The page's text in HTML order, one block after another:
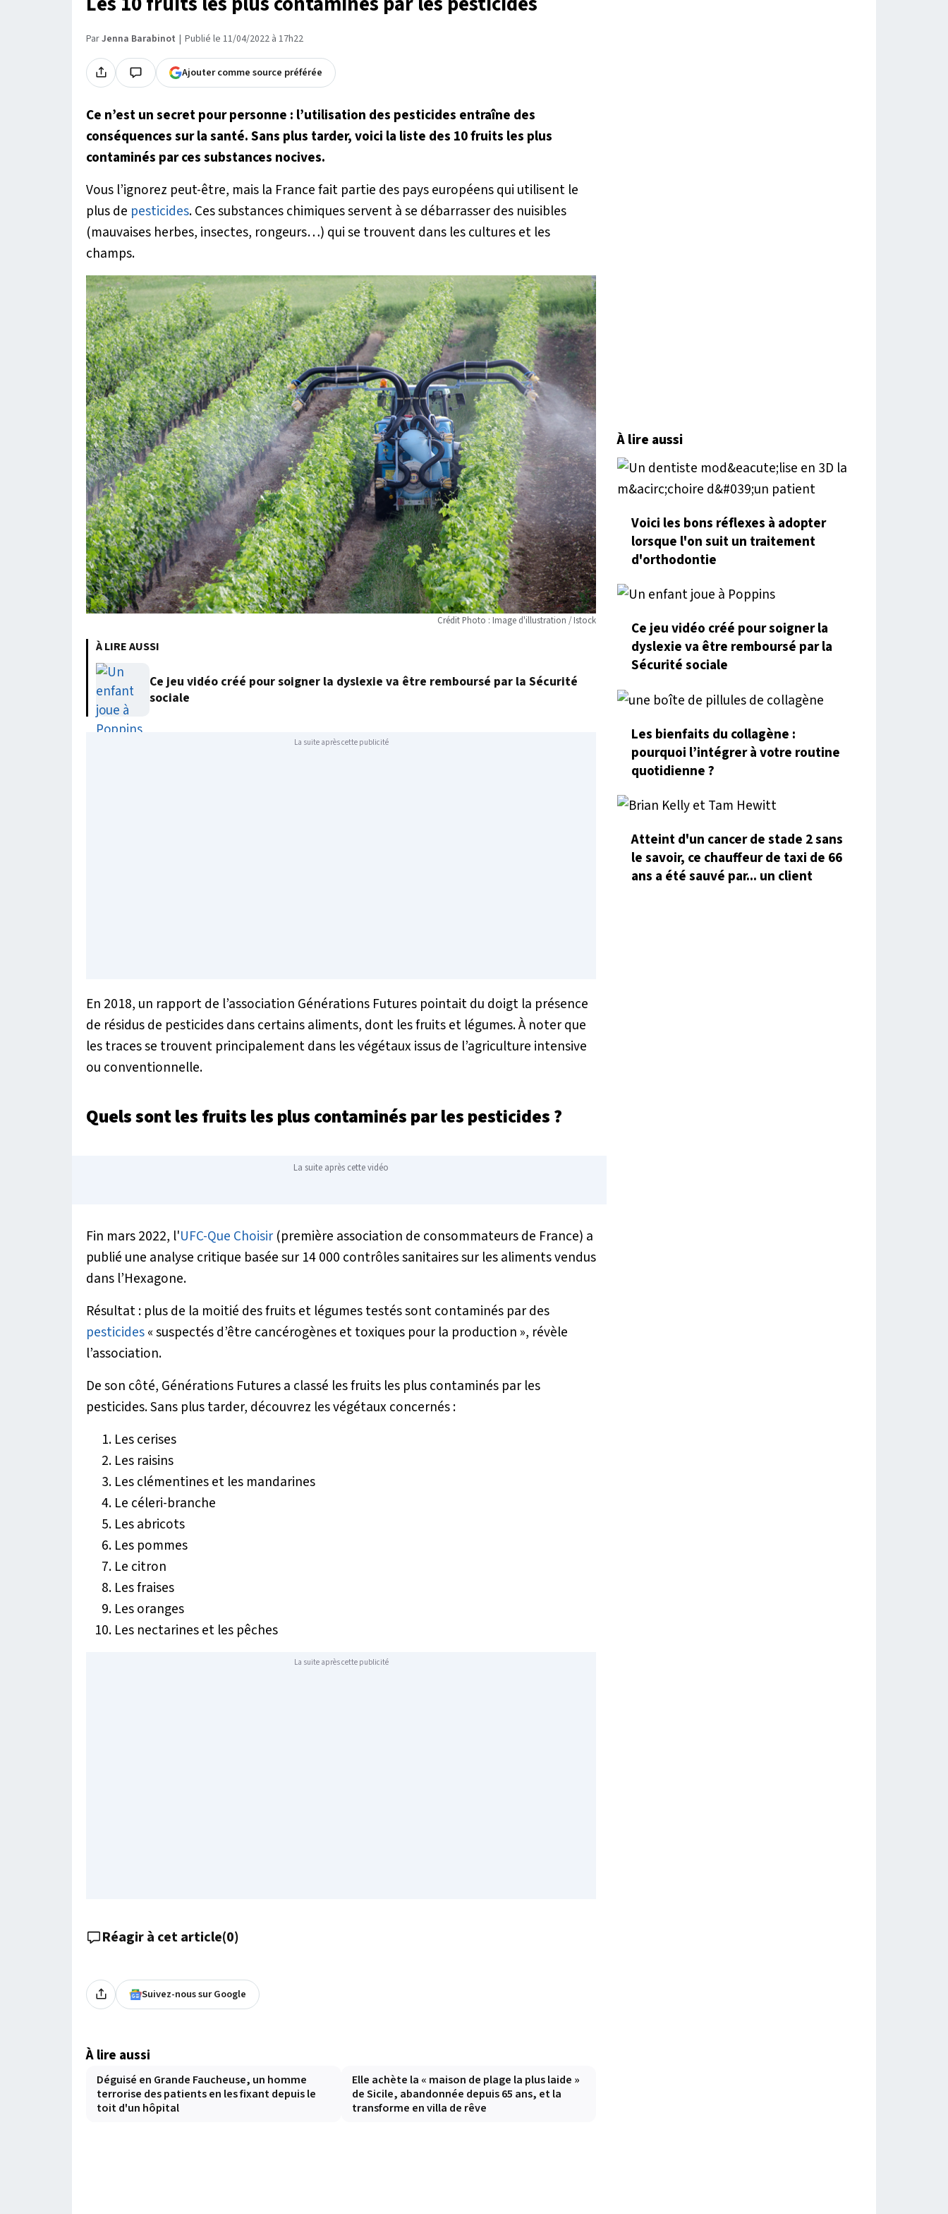
ParJenna Barabinot Publié le 11/04/2022 à 17h22
Ajouter comme source préférée
Ce n’est un secret pour personne : l’utilisation des pesticides entraîne des
conséquences sur la santé. Sans plus tarder, voici la liste des 10 fruits les plus
contaminés par ces substances nocives.
Vous l’ignorez peut-être, mais la France fait partie des pays européens qui utilisent le
plus de pesticides. Ces substances chimiques servent à se débarrasser des nuisibles
(mauvaises herbes, insectes, rongeurs…) qui se trouvent dans les cultures et les
champs.
Crédit Photo : Image d'illustration / Istock
À LIRE AUSSI
Ce jeu vidéo créé pour soigner la dyslexie va être remboursé par la Sécurité
sociale
La suite après cette publicité
En 2018, un rapport de l’association Générations Futures pointait du doigt la présence
de résidus de pesticides dans certains aliments, dont les fruits et légumes. À noter que
les traces se trouvent principalement dans les végétaux issus de l’agriculture intensive
ou conventionnelle.
Quels sont les fruits les plus contaminés par les pesticides ?
La suite après cette vidéo
Fin mars 2022, l'UFC-Que Choisir (première association de consommateurs de France) a
publié une analyse critique basée sur 14 000 contrôles sanitaires sur les aliments vendus
dans l’Hexagone.
Résultat : plus de la moitié des fruits et légumes testés sont contaminés par des
pesticides« suspectés d’être cancérogènes et toxiques pour la production », révèle
l’association.
De son côté, Générations Futures a classé les fruits les plus contaminés par les
pesticides. Sans plus tarder, découvrez les végétaux concernés :
Les cerises
Les raisins
Les clémentines et les mandarines
Le céleri-branche
Les abricots
Les pommes
Le citron
Les fraises
Les oranges
Les nectarines et les pêches
La suite après cette publicité
Réagir à cet article(0)
Suivez-nous sur Google
À lire aussi
Déguisé en Grande Faucheuse, un homme
terrorise des patients en les fixant depuis le
toit d'un hôpital
Elle achète la « maison de plage la plus laide »
de Sicile, abandonnée depuis 65 ans, et la
transforme en villa de rêve
À lire aussi
Voici les bons réflexes à adopter
lorsque l'on suit un traitement
d'orthodontie
Ce jeu vidéo créé pour soigner la
dyslexie va être remboursé par la
Sécurité sociale
Les bienfaits du collagène :
pourquoi l’intégrer à votre routine
quotidienne ?
Atteint d'un cancer de stade 2 sans
le savoir, ce chauffeur de taxi de 66
ans a été sauvé par... un client